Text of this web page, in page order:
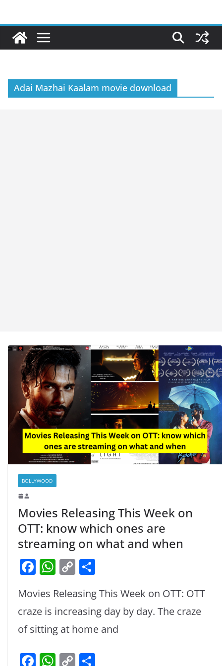
content
Adai Mazhai Kaalam movie download
BOLLYWOOD
Movies Releasing This Week on
OTT: know which ones are
streaming on what and when
F
c
e
b
W
at
s
A
C
p
y
Li
ar
e
Movies Releasing This Week on OTT: OTT
craze is increasing day by day. The craze
of sitting at home and
F W C